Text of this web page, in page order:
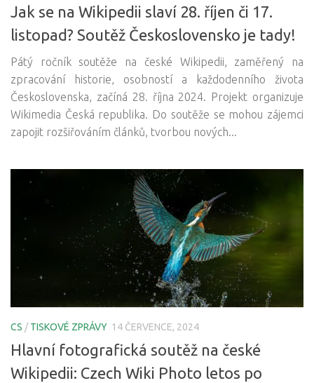
Jak se na Wikipedii slaví 28. říjen či 17.
listopad? Soutěž Československo je tady!
Pátý ročník soutěže na české Wikipedii, zaměřený na
zpracování historie, osobností a každodenního života
Československa, začíná 28. října 2024. Projekt organizuje
Wikimedia Česká republika. Do soutěže se mohou zájemci
zapojit rozšiřováním článků, tvorbou nových...
CS /TISKOVÉ ZPRÁVY 14 ČERVENCE, 2024
Hlavní fotografická soutěž na české
Wikipedii: Czech Wiki Photo letos po